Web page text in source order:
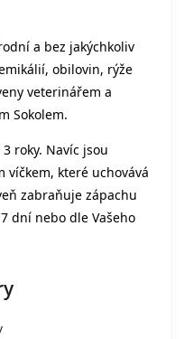
a bez jakýchkoliv
obilovin, rýže
veterinářem a
Sokolem.
roky. Navíc jsou
které uchovává
zabraňuje zápachu
dní nebo dle Vašeho